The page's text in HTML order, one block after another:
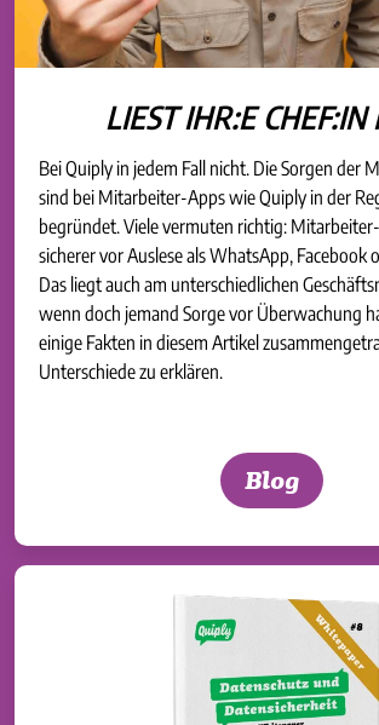
LIEST IHR:E CHEF:IN
Bei Quiply in jedem Fall nicht. Die Sorgen der
sind bei Mitarbeiter-Apps wie Quiply in der
begründet. Viele vermuten richtig:
sicherer vor Auslese als WhatsApp, Facebook
Das liegt auch am unterschiedlichen
wenn doch jemand Sorge vor Überwachung
einige Fakten in diesem Artikel
Unterschiede zu erklären.
Blog